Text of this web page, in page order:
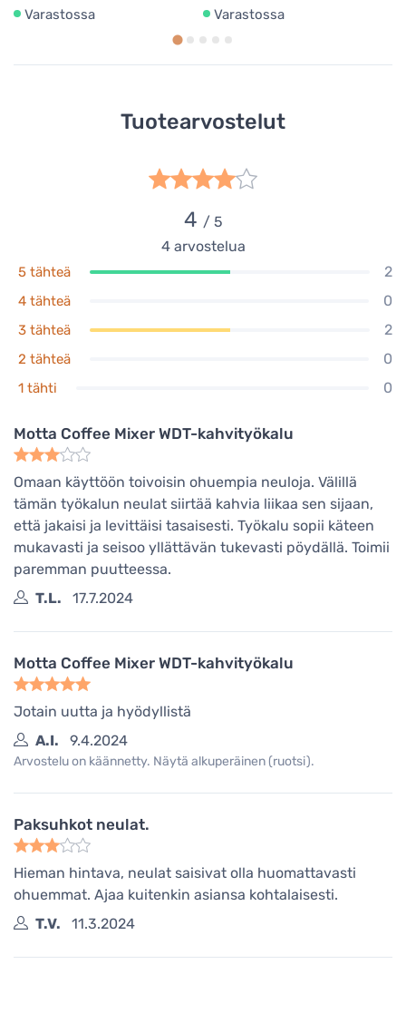
Varastossa Varastossa
Tuotearvostelut
4 / 5
4arvostelua
5 tähteä 2
4 tähteä 0
3 tähteä 2
2 tähteä 0
1 tähti 0
Motta Coffee Mixer WDT-kahvityökalu
Omaan käyttöön toivoisin ohuempia neuloja. Välillä
tämän työkalun neulat siirtää kahvia liikaa sen sijaan,
että jakaisi ja levittäisi tasaisesti. Työkalu sopii käteen
mukavasti ja seisoo yllättävän tukevasti pöydällä. Toimii
paremman puutteessa.
T.L.
17.7.2024
Motta Coffee Mixer WDT-kahvityökalu
Jotain uutta ja hyödyllistä
A.I.
9.4.2024
Arvostelu on käännetty. Näytä alkuperäinen (ruotsi).
Paksuhkot neulat.
Hieman hintava, neulat saisivat olla huomattavasti
ohuemmat. Ajaa kuitenkin asiansa kohtalaisesti.
T.V.
11.3.2024